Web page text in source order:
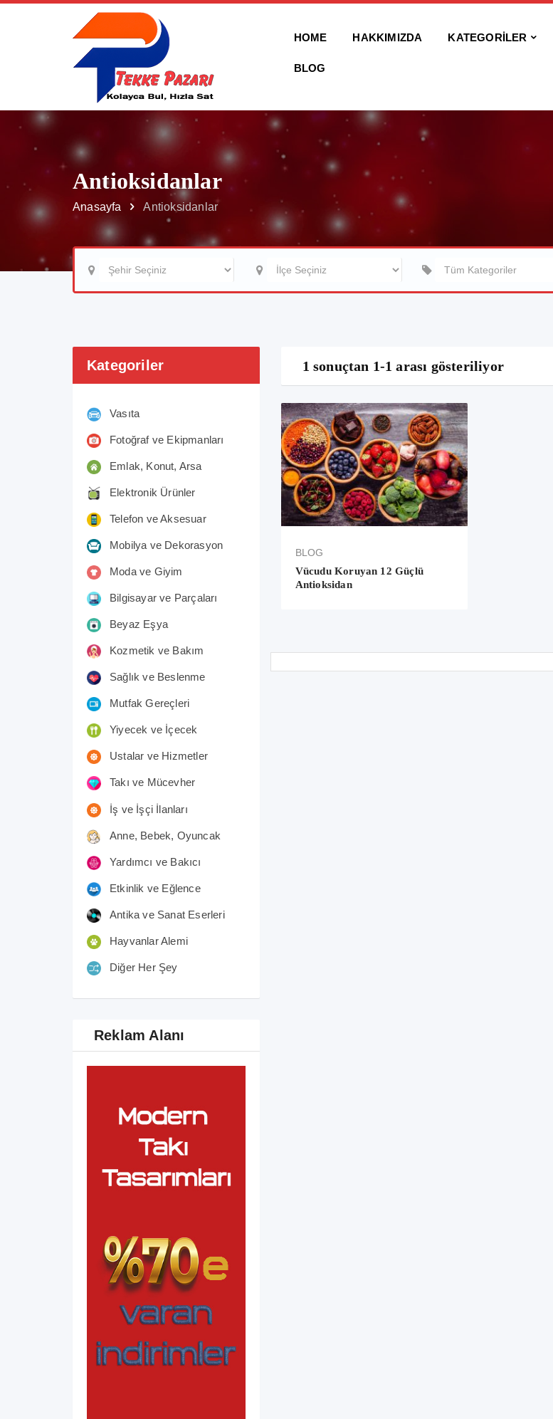
HOME HAKKIMIZDA KATEGORİLER
BLOG
Antioksidanlar
Anasayfa Antioksidanlar
Kategoriler
Vasıta
Fotoğraf ve Ekipmanları
Emlak, Konut, Arsa
Elektronik Ürünler
Telefon ve Aksesuar
Mobilya ve Dekorasyon
Moda ve Giyim
Bilgisayar ve Parçaları
Beyaz Eşya
Kozmetik ve Bakım
Sağlık ve Beslenme
Mutfak Gereçleri
Yiyecek ve İçecek
Ustalar ve Hizmetler
Takı ve Mücevher
İş ve İşçi İlanları
Anne, Bebek, Oyuncak
Yardımcı ve Bakıcı
Etkinlik ve Eğlence
Antika ve Sanat Eserleri
Hayvanlar Alemi
Diğer Her Şey
Reklam Alanı
1 sonuçtan 1-1 arası gösteriliyor
BLOG
Vücudu Koruyan 12 Güçlü
Antioksidan